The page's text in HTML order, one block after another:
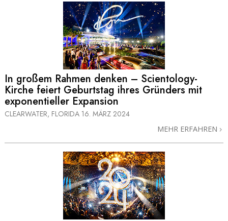
In großem Rahmen denken – Scientology-
Kirche feiert Geburtstag ihres Gründers mit
exponentieller Expansion
CLEARWATER, FLORIDA 16. MÄRZ 2024
MEHR ERFAHREN